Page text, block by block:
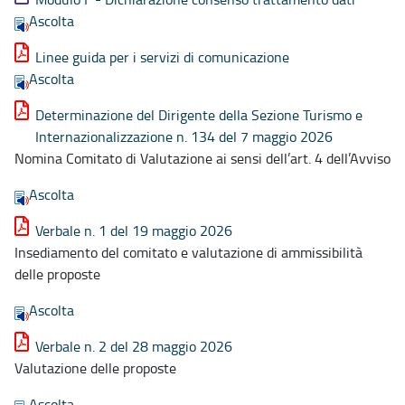
Ascolta
Linee guida per i servizi di comunicazione
Ascolta
Determinazione del Dirigente della Sezione Turismo e
Internazionalizzazione n. 134 del 7 maggio 2026
Nomina Comitato di Valutazione ai sensi dell’art. 4 dell’Avviso
Ascolta
Verbale n. 1 del 19 maggio 2026
Insediamento del comitato e valutazione di ammissibilità
delle proposte
Ascolta
Verbale n. 2 del 28 maggio 2026
Valutazione delle proposte